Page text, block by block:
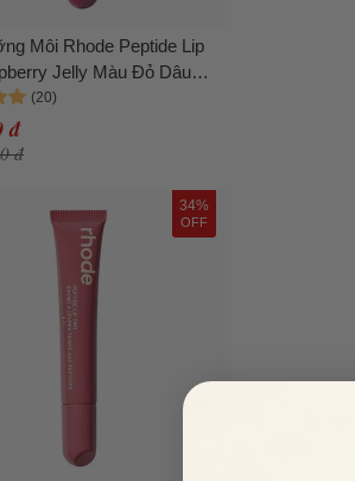
Môi Rhode Peptide Lip
Jelly Màu Đỏ Dâu
đ
đ
34%
OFF